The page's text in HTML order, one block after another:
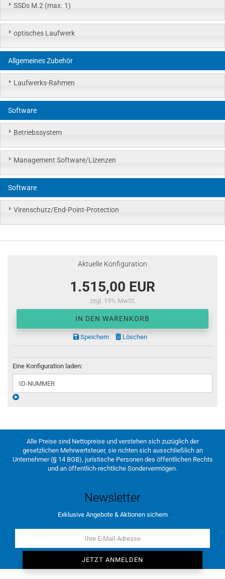
SSDs M.2 (max. 1)
optisches Laufwerk
Allgemeines Zubehör
Laufwerks-Rahmen
Software
Betriebssystem
Management Software/Lizenzen
Software
Virenschutz/End-Point-Protection
Aktuelle Konfiguration
1.515,00 EUR
zzgl. 19% MwSt.
IN DEN WARENKORB
Speichern Löschen
Eine Konfiguration laden:
Alle Preise sind Nettopreise und verstehen sich zuzüglich der
gesetzlichen Mehrwertsteuer, sie richten sich ausschließlich an
Unternehmer (§ 14 BGB), juristische Personen des öffentlichen Rechts
und an öffentlich-rechtliche Sondervermögen.
Newsletter
Exklusive Angebote & Aktionen sichern